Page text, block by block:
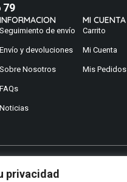
privacidad
79
INFORMACION
Seguimiento de envío
Envío y devoluciones
Sobre Nosotros
FAQs
Noticias
MI CUENTA
Carrito
Mi Cuenta
Mis Pedidos
lo que buscas?